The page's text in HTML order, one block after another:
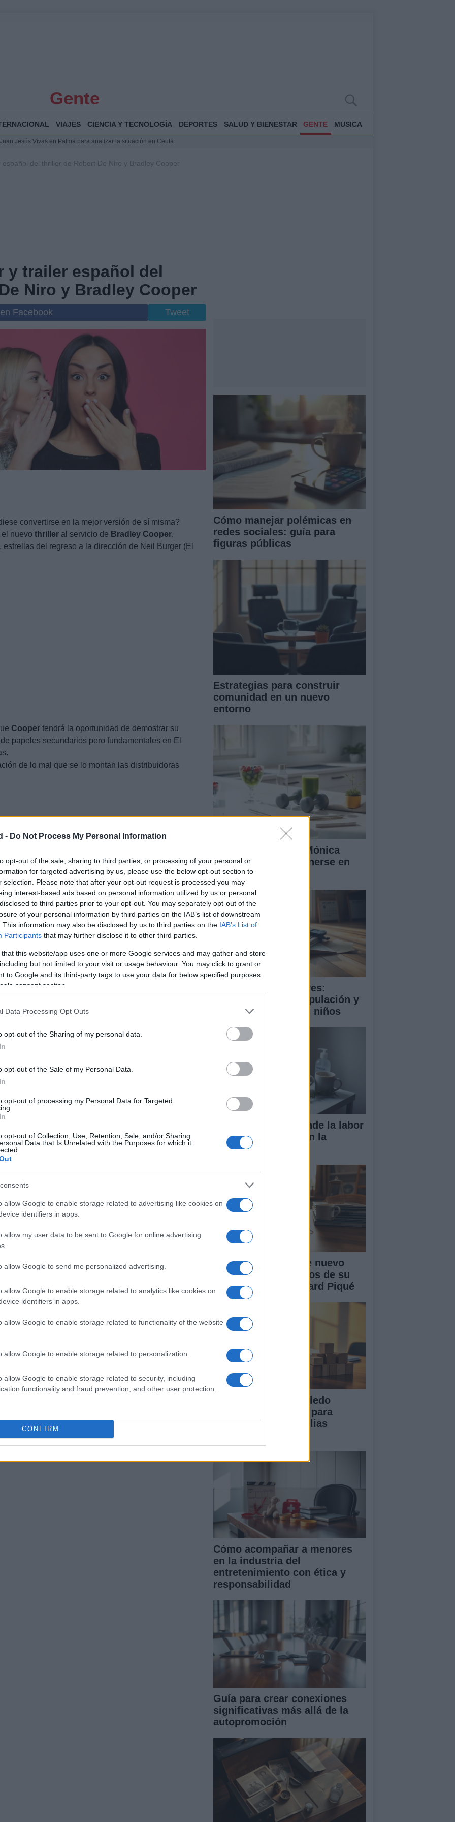
- Do Not Process My Personal Information
opt-out of the sale, sharing to third parties, or processing of your personal or
for targeted advertising by us, please use the below opt-out section to
selection. Please note that after your opt-out request is processed you may
interest-based ads based on personal information utilized by us or personal
to third parties prior to your opt-out. You may separately opt-out of the
of your personal information by third parties on the IAB’s list of downstream
This information may also be disclosed by us to third parties on the IAB’s List of
Participants that may further disclose it to other third parties.
that this website/app uses one or more Google services and may gather and store
but not limited to your visit or usage behaviour. You may click to grant or
to Google and its third-party tags to use your data for below specified purposes
consent section.
Data Processing Opt Outs
opt-out of the Sharing of my personal data.
opt-out of the Sale of my Personal Data.
opt-out of processing my Personal Data for Targeted
opt-out of Collection, Use, Retention, Sale, and/or Sharing
Data that Is Unrelated with the Purposes for which it
allow Google to enable storage related to advertising like cookies on
identifiers in apps.
allow my user data to be sent to Google for online advertising
allow Google to send me personalized advertising.
allow Google to enable storage related to analytics like cookies on
identifiers in apps.
allow Google to enable storage related to functionality of the website
allow Google to enable storage related to personalization.
allow Google to enable storage related to security, including
functionality and fraud prevention, and other user protection.
CONFIRM
Gente
VIAJES CIENCIA Y TECNOLOGÍA DEPORTES SALUD Y BIENESTAR GENTE MUSICA
Jesús Vivas en Palma para analizar la situación en Ceuta
y humanitario en Ceuta tras la llegada masiva de migrantes
del thriller de Robert De Niro y Bradley Cooper
y trailer español del
Niro y Bradley Cooper
Facebook Tweet
convertirse en la mejor versión de sí misma?
nuevo thriller al servicio de Bradley Cooper,
, estrellas del regreso a la dirección de Neil Burger (El
Cooper tendrá la oportunidad de demostrar su
papeles secundarios pero fundamentales en El
de lo mal que se lo montan las distribuidoras
país es casi literal al original Limitless, pero
películas en España con el mismo nombre en
Como la vida misma en tres años, en 2008
pena ni gloria por las carteleras.
bloqueo creativo y ve cómo cambia su vida de un
que le permite la capacidad de usar todo su
la primera versión de su novela como se convierte
York en poco más de veinticuatro horas.
querrá descubrir qué hay detrás de tanto éxito,
que quieren hacerse con una remesa de
que nos habían dejado las primeras
ser particularmente duros con un producto que
que entretener a las audiencias durante 100
efectivos y un par de estrellas resolutivas.
Cómo manejar polémicas en
redes sociales: guía para
figuras públicas
Estrategias para construir
comunidad en un nuevo
entorno
La rutina diaria de Mónica
Naranjo para mantenerse en
forma y feliz
Grooming en menores:
estrategias de manipulación y
cómo proteger a los niños
Candela Peña defiende la labor
de las enfermeras en la
sanidad
Shakira: rumores de nuevo
amor tras cuatro años de su
separación con Gerard Piqué
La Diputación de Toledo
presenta iniciativas para
fortalecer a las familias
Cómo acompañar a menores
en la industria del
entretenimiento con ética y
responsabilidad
Guía para crear conexiones
significativas más allá de la
autopromoción